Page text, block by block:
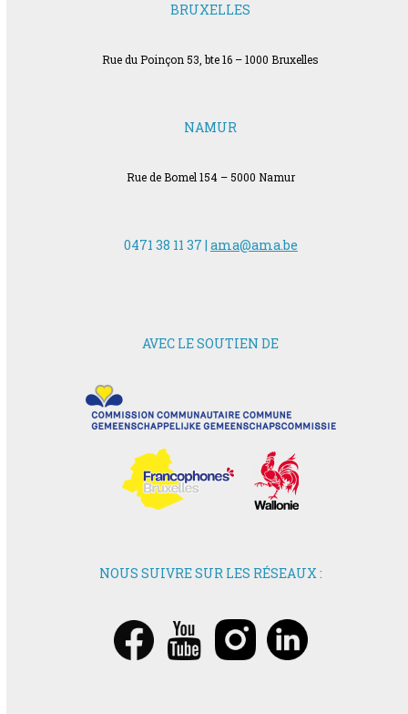
BRUXELLES
Rue du Poinçon 53, bte 16 – 1000 Bruxelles
NAMUR
Rue de Bomel 154 – 5000 Namur
0471 38 11 37 | ama@ama.be
AVEC LE SOUTIEN DE
NOUS SUIVRE SUR LES RÉSEAUX :